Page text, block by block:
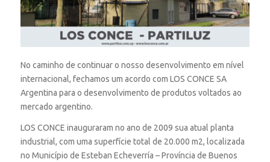
No caminho de continuar o nosso desenvolvimento em nível
internacional, fechamos um acordo com LOS CONCE SA
Argentina para o desenvolvimento de produtos voltados ao
mercado argentino.
LOS CONCE inauguraram no ano de 2009 sua atual planta
industrial, com uma superfície total de 20.000 m2, localizada
no Município de Esteban Echeverría – Província de Buenos